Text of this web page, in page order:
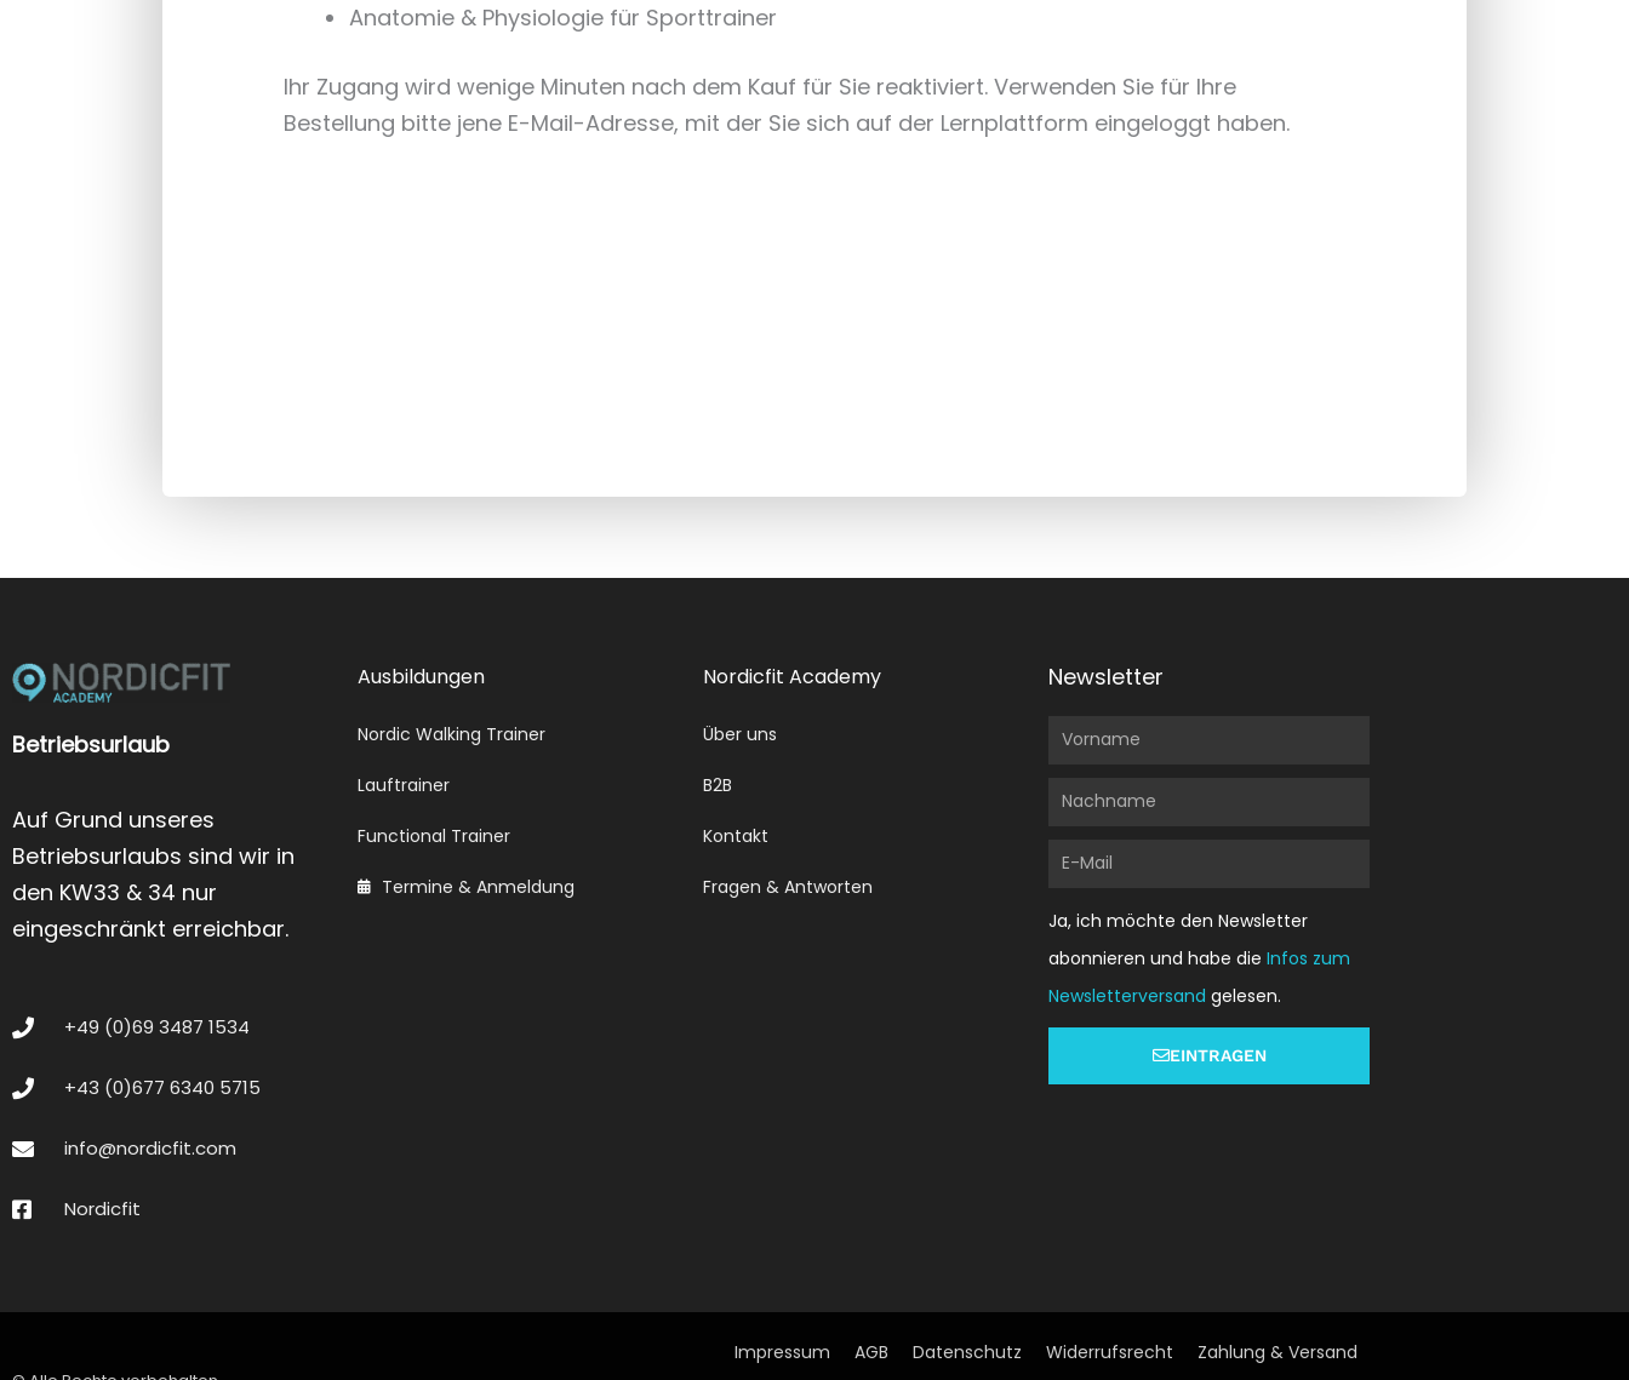
Anatomie & Physiologie für Sporttrainer
Ihr Zugang wird wenige Minuten nach dem Kauf für Sie reaktiviert. Verwenden Sie für Ihre
Bestellung bitte jene E-Mail-Adresse, mit der Sie sich auf der Lernplattform eingeloggt haben.
Betriebsurlaub
Auf Grund unseres
Betriebsurlaubs sind wir in
den KW33 & 34 nur
eingeschränkt erreichbar.
+49 (0)69 3487 1534
+43 (0)677 6340 5715
info@nordicfit.com
Nordicfit
Ausbildungen
Nordic Walking Trainer
Lauftrainer
Functional Trainer
Termine & Anmeldung
Nordicfit Academy
Über uns
B2B
Kontakt
Fragen & Antworten
Newsletter
Vorname
Nachname
E-
Ja, ich möchte den Newsletter
abonnieren und habe die Infos zum
Newsletterversand gelesen.
EINTRAGEN
Impressum AGB Datenschutz Widerrufsrecht Zahlung & Versand